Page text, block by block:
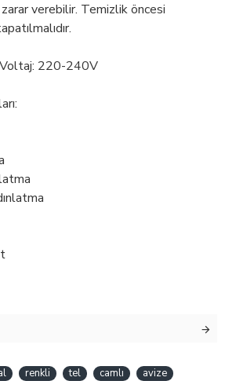
verebilir. Temizlik öncesi
Voltaj: 220-240V
renkli tel camlı
avize